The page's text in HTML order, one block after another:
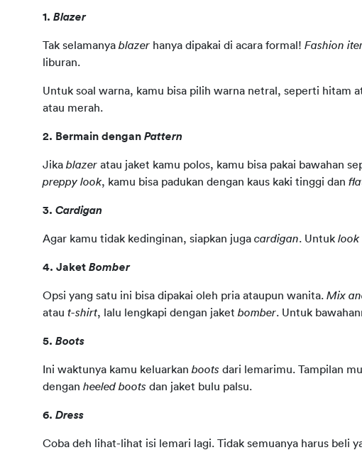
1. Blazer
Tak selamanya blazer hanya dipakai di acara formal! Fashion
liburan.
Untuk soal warna, kamu bisa pilih warna netral, seperti hitam
atau merah.
2. Bermain dengan Pattern
Jika blazer
preppy look, kamu bisa padukan dengan kaus kaki tinggi dan
3. Cardigan
Agar kamu tidak kedinginan, siapkan juga cardigan. Untuk look
4. Jaket Bomber
Opsi yang satu ini bisa dipakai oleh pria ataupun wanita. Mix
atau t-shirt, lalu lengkapi dengan jaket bomber. Untuk
5. Boots
Ini waktunya kamu keluarkan boots dari lemarimu. Tampilan
dengan heeled boots dan jaket bulu palsu.
6. Dress
Coba deh lihat-lihat isi lemari lagi. Tidak semuanya harus beli